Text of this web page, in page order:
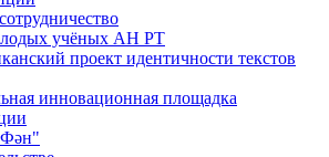
учёных АН РТ
проект идентичности текстов
инновационная площадка